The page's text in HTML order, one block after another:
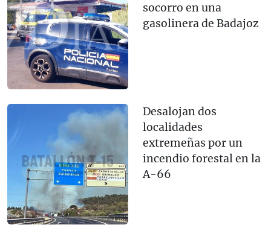
socorro en una
gasolinera de Badajoz
Desalojan dos
localidades
extremeñas por un
incendio forestal en la
A-66